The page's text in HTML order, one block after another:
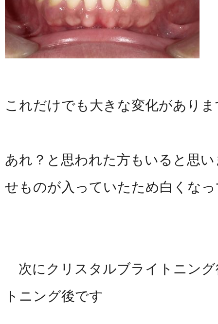
これだけでも大きな変化があり
あれ？と思われた方もいると思
せものが入っていたため白くな
次にクリスタルブライトニン
トニング後です